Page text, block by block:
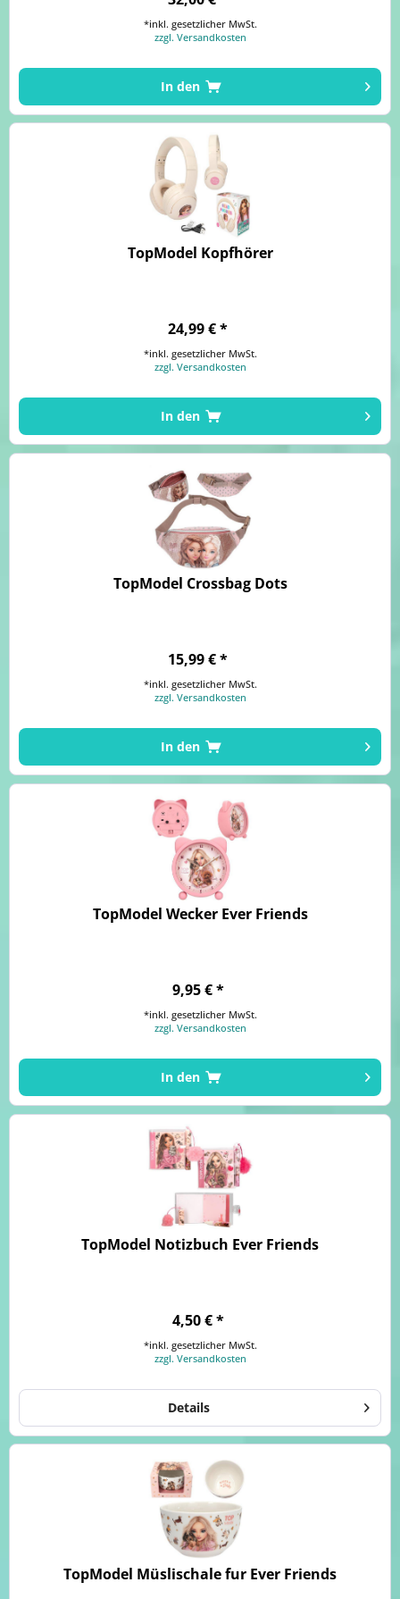
*inkl. gesetzlicher MwSt.
zzgl. Versandkosten
In den
TopModel Kopfhörer
24,99 € *
*inkl. gesetzlicher MwSt.
zzgl. Versandkosten
In den
TopModel Crossbag Dots
15,99 € *
*inkl. gesetzlicher MwSt.
zzgl. Versandkosten
In den
TopModel Wecker Ever Friends
9,95 € *
*inkl. gesetzlicher MwSt.
zzgl. Versandkosten
In den
TopModel Notizbuch Ever Friends
4,50 € *
*inkl. gesetzlicher MwSt.
zzgl. Versandkosten
Details
TopModel Müslischale fur Ever Friends